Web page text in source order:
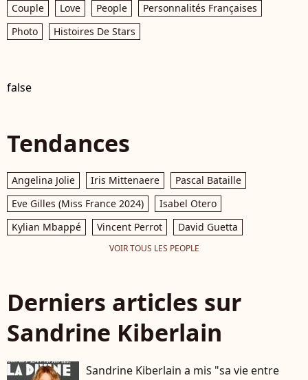
Couple Love People
Personnalités Françaises
Photo
Histoires De Stars
false
Tendances
Angelina Jolie Iris Mittenaere
Pascal Bataille
Eve Gilles (Miss France 2024)
Isabel Otero
Kylian Mbappé
Vincent Perrot David Guetta
VOIR TOUS LES PEOPLE
Derniers articles sur
Sandrine Kiberlain
Sandrine Kiberlain a mis "sa vie entre